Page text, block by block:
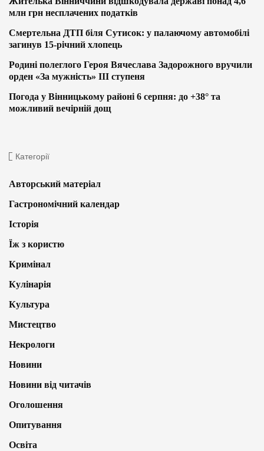
млн грн несплачених податків
Смертельна ДТП біля Сутисок: у палаючому автомобілі
загинув 15-річний хлопець
Родині полеглого Героя Вячеслава Задорожного вручили
орден «За мужність» ІІІ ступеня
Погода у Вінницькому районі 6 серпня: до +38° та
можливий вечірній дощ
Категорії
Авторський матеріал
Гастрономічний календар
Історія
Їж з користю
Кримінал
Кулінарія
Культура
Мистецтво
Некрологи
Новини
Новини від читачів
Оголошення
Опитування
Освіта